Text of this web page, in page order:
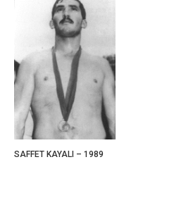
SAFFET KAYALI – 1989